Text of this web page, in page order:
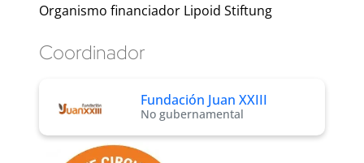
Organismo financiador Lipoid Stiftung
Coordinador
Fundación Juan XXIII
No gubernamental